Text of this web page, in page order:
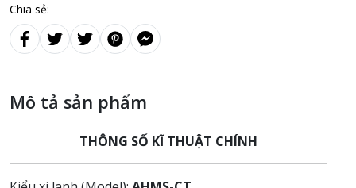
Chia sẻ:
Mô tả sản phẩm
THÔNG SỐ KĨ THUẬT CHÍNH